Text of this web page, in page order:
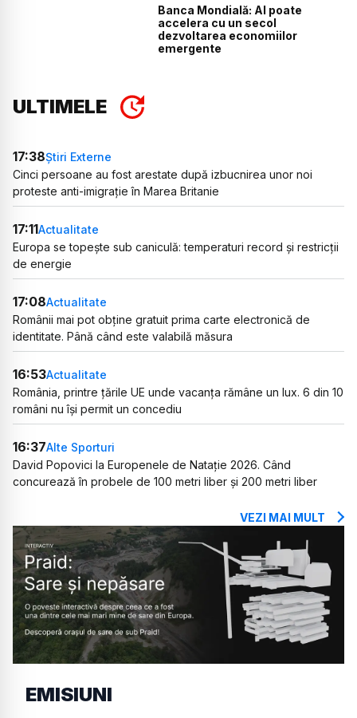
Banca Mondială: AI poate
accelera cu un secol
dezvoltarea economiilor
emergente
ULTIMELE
17:38Știri Externe
Cinci persoane au fost arestate după izbucnirea unor noi
proteste anti-imigrație în Marea Britanie
17:11Actualitate
Europa se topește sub caniculă: temperaturi record și restricții
de energie
17:08Actualitate
Românii mai pot obține gratuit prima carte electronică de
identitate. Până când este valabilă măsura
16:53Actualitate
România, printre țările UE unde vacanța rămâne un lux. 6 din 10
români nu își permit un concediu
16:37Alte Sporturi
David Popovici la Europenele de Natație 2026. Când
concurează în probele de 100 metri liber și 200 metri liber
VEZI MAI MULT
EMISIUNI